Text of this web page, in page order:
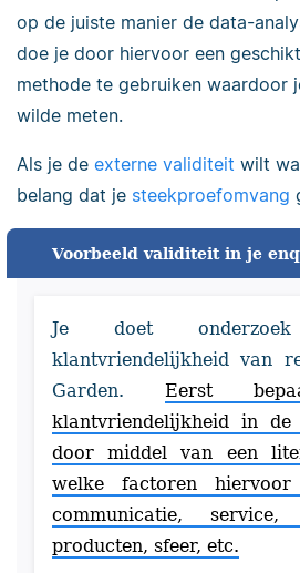
op de juiste manier de data-
doe je door hiervoor een
methode te gebruiken waardoor
wilde meten.
Als je de externe validiteit wilt
belang dat je steekproefomvang
Voorbeeld validiteit in je
Je doet
klantvriendelijkheid van
Garden. Eerst
klantvriendelijkheid in de
door middel van een
welke factoren hiervoor
communicatie,
producten, sfeer, etc.